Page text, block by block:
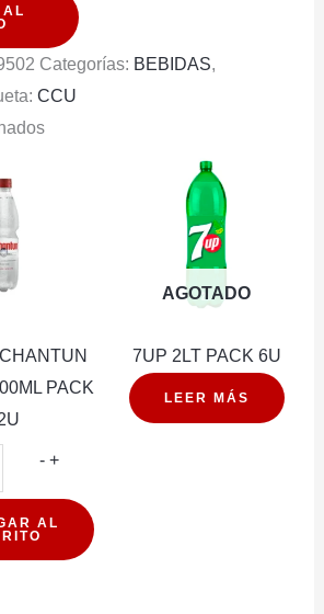
AL
Categorías: BEBIDAS,
CCU
PACK
- AGUA
SIN
GAS
+
AL
AGOTADO
7UP 2LT PACK 6U
LEER MÁS